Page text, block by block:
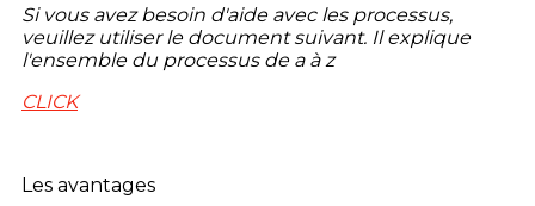
Si vous avez besoin d'aide avec les processus,
veuillez utiliser le document suivant. Il explique
l'ensemble du processus de a à z
CLICK
Les avantages